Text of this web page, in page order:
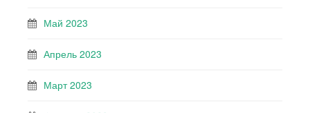
Май 2023
Апрель 2023
Март 2023